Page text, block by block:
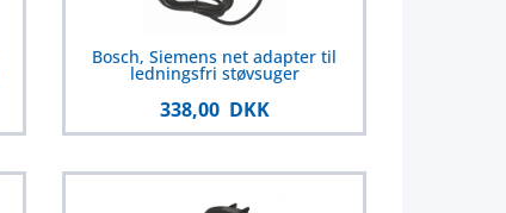
Bosch, Siemens net adapter til
ledningsfri støvsuger
338,00 DKK